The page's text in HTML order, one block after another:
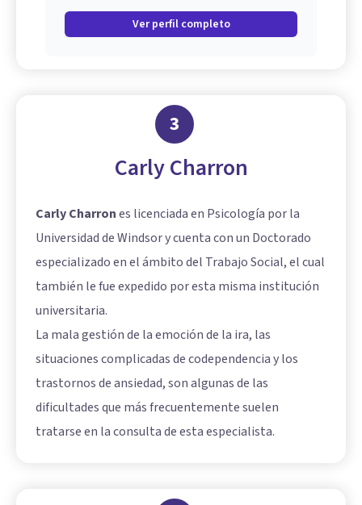
Ver perfil completo
3
Carly Charron
Carly Charrones licenciada en Psicología por la
Universidad de Windsor y cuenta con un Doctorado
especializado en el ámbito del Trabajo Social, el cual
también le fue expedido por esta misma institución
universitaria.
La mala gestión de la emoción de la ira, las
situaciones complicadas de codependencia y los
trastornos de ansiedad, son algunas de las
dificultades que más frecuentemente suelen
tratarse en la consulta de esta especialista.